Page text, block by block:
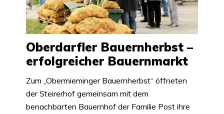
Oberdarfler Bauernherbst –
erfolgreicher Bauernmarkt
Zum „Obermieminger Bauernherbst“ öffneten
der Steirerhof gemeinsam mit dem
benachbarten Bauernhof der Familie Post ihre